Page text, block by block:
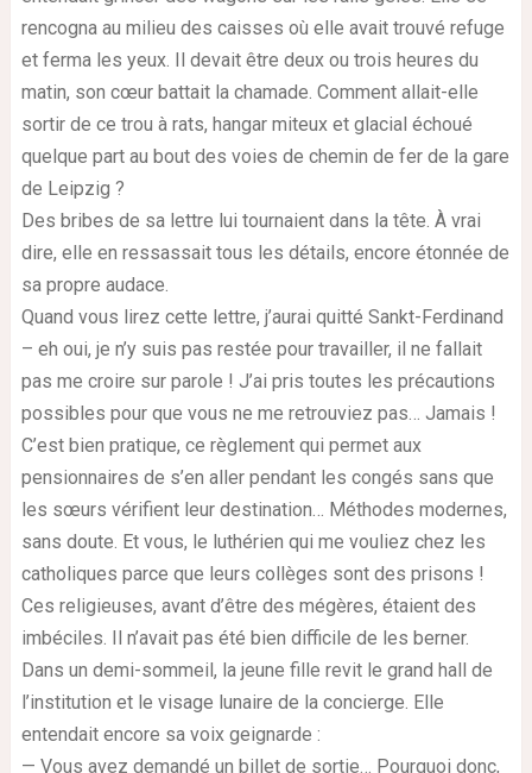
rencogna au milieu des caisses où elle avait trouvé refuge
et ferma les yeux. Il devait être deux ou trois heures du
matin, son cœur battait la chamade. Comment allait-elle
sortir de ce trou à rats, hangar miteux et glacial échoué
quelque part au bout des voies de chemin de fer de la gare
de Leipzig ?
Des bribes de sa lettre lui tournaient dans la tête. À vrai
dire, elle en ressassait tous les détails, encore étonnée de
sa propre audace.
Quand vous lirez cette lettre, j’aurai quitté Sankt-Ferdinand
– eh oui, je n’y suis pas restée pour travailler, il ne fallait
pas me croire sur parole ! J’ai pris toutes les précautions
possibles pour que vous ne me retrouviez pas… Jamais !
C’est bien pratique, ce règlement qui permet aux
pensionnaires de s’en aller pendant les congés sans que
les sœurs vérifient leur destination… Méthodes modernes,
sans doute. Et vous, le luthérien qui me vouliez chez les
catholiques parce que leurs collèges sont des prisons !
Ces religieuses, avant d’être des mégères, étaient des
imbéciles. Il n’avait pas été bien difficile de les berner.
Dans un demi-sommeil, la jeune fille revit le grand hall de
l’institution et le visage lunaire de la concierge. Elle
entendait encore sa voix geignarde :
— Vous avez demandé un billet de sortie… Pourquoi donc,